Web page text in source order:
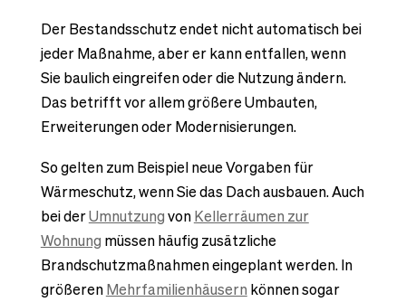
Der Bestandsschutz endet nicht automatisch bei
jeder Maßnahme, aber er kann entfallen, wenn
Sie baulich eingreifen oder die Nutzung ändern.
Das betrifft vor allem größere Umbauten,
Erweiterungen oder Modernisierungen.
So gelten zum Beispiel neue Vorgaben für
Wärmeschutz, wenn Sie das Dach ausbauen. Auch
bei derUmnutzungvonKellerräumen zur
Wohnung müssen häufig zusätzliche
Brandschutzmaßnahmen eingeplant werden. In
größerenMehrfamilienhäusern können sogar